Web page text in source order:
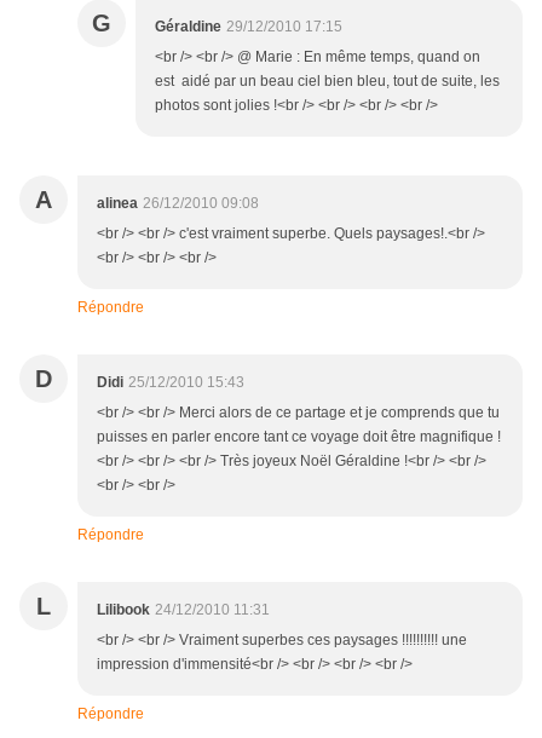
G Géraldine 29/12/2010 17:15
<br /> <br /> @ Marie : En même temps, quand on
est aidé par un beau ciel bien bleu, tout de suite, les
photos sont jolies !<br /> <br /> <br /> <br />
A alinea 26/12/2010 09:08
<br /> <br /> c'est vraiment superbe. Quels paysages!.<br />
<br /> <br /> <br />
Répondre
D Didi 25/12/2010 15:43
<br /> <br /> Merci alors de ce partage et je comprends que tu
puisses en parler encore tant ce voyage doit être magnifique !
<br /> <br /> <br /> Très joyeux Noël Géraldine !<br /> <br />
<br /> <br />
Répondre
L Lilibook 24/12/2010 11:31
<br /> <br /> Vraiment superbes ces paysages !!!!!!!!!! une
impression d'immensité<br /> <br /> <br /> <br />
Répondre